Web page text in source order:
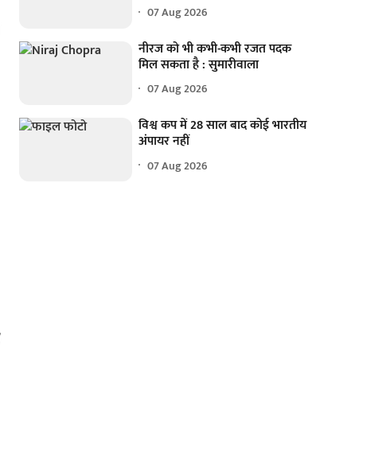
07 Aug 2026
नीरज को भी कभी-कभी रजत पदक
मिल सकता है : सुमारीवाला
07 Aug 2026
विश्व कप में 28 साल बाद कोई भारतीय
अंपायर नहीं
07 Aug 2026